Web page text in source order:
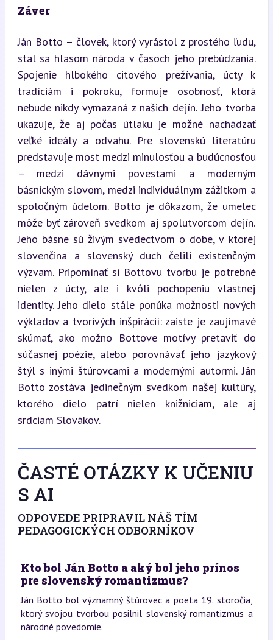
Záver
Ján Botto – človek, ktorý vyrástol z prostého ľudu,
stal sa hlasom národa v časoch jeho prebúdzania.
Spojenie hlbokého citového prežívania, úcty k
tradíciám i pokroku, formuje osobnosť, ktorá
nebude nikdy vymazaná z našich dejín. Jeho tvorba
ukazuje, že aj počas útlaku je možné nachádzať
veľké ideály a odvahu. Pre slovenskú literatúru
predstavuje most medzi minulosťou a budúcnosťou
– medzi dávnymi povestami a moderným
básnickým slovom, medzi individuálnym zážitkom a
spoločným údelom. Botto je dôkazom, že umelec
môže byť zároveň svedkom aj spolutvorcom dejín.
Jeho básne sú živým svedectvom o dobe, v ktorej
slovenčina a slovenský duch čelili existenčným
výzvam. Pripomínať si Bottovu tvorbu je potrebné
nielen z úcty, ale i kvôli pochopeniu vlastnej
identity. Jeho dielo stále ponúka možnosti nových
výkladov a tvorivých inšpirácií: zaiste je zaujímavé
skúmať, ako možno Bottove motívy pretaviť do
súčasnej poézie, alebo porovnávať jeho jazykový
štýl s inými štúrovcami a modernými autormi. Ján
Botto zostáva jedinečným svedkom našej kultúry,
ktorého dielo patrí nielen knižniciam, ale aj
srdciam Slovákov.
ČASTÉ OTÁZKY K UČENIU
S AI
ODPOVEDE PRIPRAVIL NÁŠ TÍM
PEDAGOGICKÝCH ODBORNÍKOV
Kto bol Ján Botto a aký bol jeho prínos
pre slovenský romantizmus?
Ján Botto bol významný štúrovec a poeta 19. storočia,
ktorý svojou tvorbou posilnil slovenský romantizmus a
národné povedomie.